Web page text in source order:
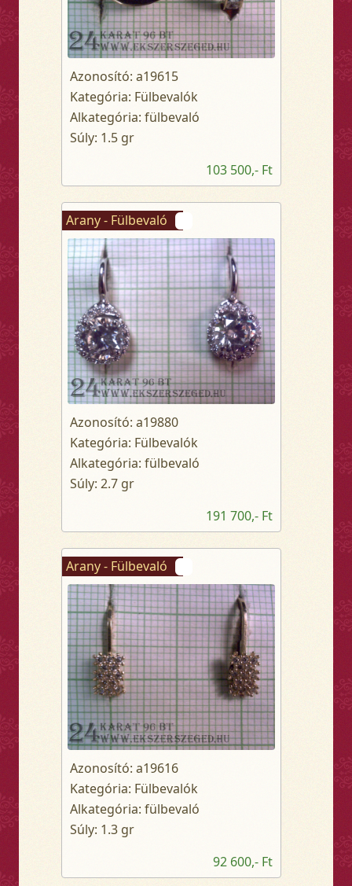
Azonosító: a19615
Kategória: Fülbevalók
Alkategória: fülbevaló
Súly: 1.5 gr
103 500,- Ft
Arany - Fülbevaló
Azonosító: a19880
Kategória: Fülbevalók
Alkategória: fülbevaló
Súly: 2.7 gr
191 700,- Ft
Arany - Fülbevaló
Azonosító: a19616
Kategória: Fülbevalók
Alkategória: fülbevaló
Súly: 1.3 gr
92 600,- Ft